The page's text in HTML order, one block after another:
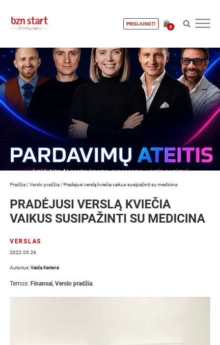
PRISIJUNGTI
0
Pradžia /Verslo pradžia /Pradėjusi verslą kviečia vaikus susipažinti su medicina
PRADĖJUSI VERSLĄ KVIEČIA
VAIKUS SUSIPAŽINTI SU MEDICINA
VERSLAS
2022.05.26
Autorius:Vaida Kerienė
Temos: Finansai, Verslo pradžia.